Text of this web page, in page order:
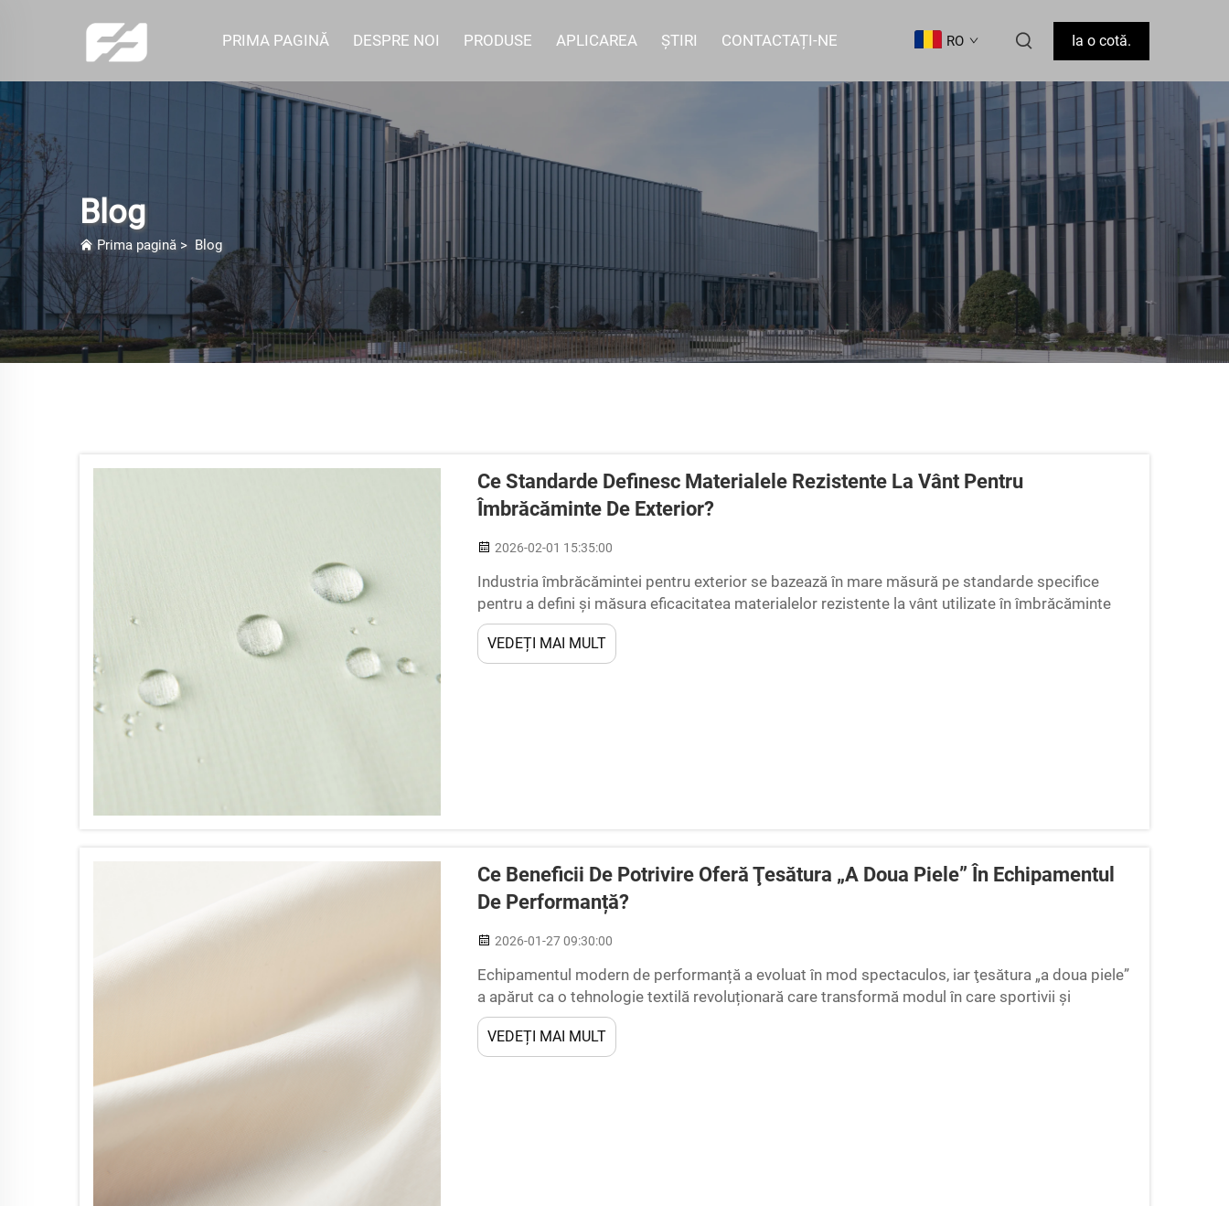
PRIMA PAGINĂ DESPRE NOI PRODUSE APLICAREA ȘTIRI CONTACTAȚI-NE RO Ia o cotă.
Blog
Prima pagină > Blog
Ce Standarde Definesc Materialele Rezistente La Vânt Pentru
Îmbrăcăminte De Exterior?
2026-02-01 15:35:00
Industria îmbrăcămintei pentru exterior se bazează în mare măsură pe standarde specifice
pentru a defini și măsura eficacitatea materialelor rezistente la vânt utilizate în îmbrăcăminte
concepută pentru condiții meteo extreme. Înțelegerea acestor standarde este esențială pentru
producători, des...
VEDEȚI MAI MULT
Ce Beneficii De Potrivire Oferă Ţesătura „a Doua Piele” În Echipamentul
De Performanță?
2026-01-27 09:30:00
Echipamentul modern de performanță a evoluat în mod spectaculos, iar ţesătura „a doua piele”
a apărut ca o tehnologie textilă revoluționară care transformă modul în care sportivii și
persoanele active experimentează confortul și mobilitatea. Această inovație textilă avansată
creează un...
VEDEȚI MAI MULT